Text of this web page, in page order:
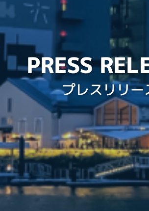
PRESS
プレスリリー